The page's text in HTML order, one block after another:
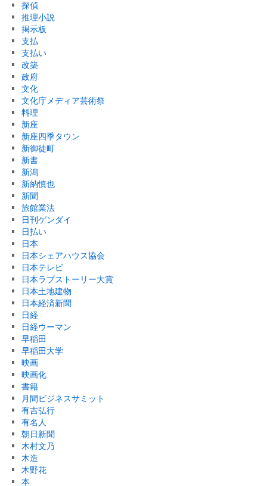
探偵
推理小説
掲示板
支払
支払い
改築
政府
文化
文化庁メディア芸術祭
料理
新座
新座四季タウン
新御徒町
新書
新潟
新納慎也
新聞
旅館業法
日刊ゲンダイ
日払い
日本
日本シェアハウス協会
日本テレビ
日本ラブストーリー大賞
日本土地建物
日本経済新聞
日経
日経ウーマン
早稲田
早稲田大学
映画
映画化
書籍
月間ビジネスサミット
有吉弘行
有名人
朝日新聞
木村文乃
木造
木野花
本